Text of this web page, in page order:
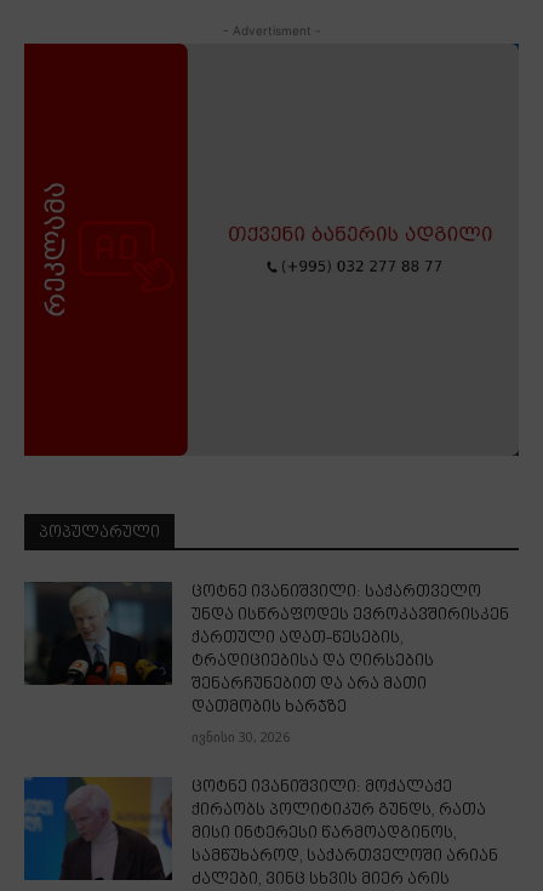
- Advertisment -
ᲞᲝᲞᲣᲚᲐᲠᲣᲚᲘ
ცოტნე ივანიშვილი: საქართველო
უნდა ისწრაფოდეს ევროკავშირისკენ
ქართული ადათ-წესების,
ტრადიციებისა და ღირსების
შენარჩუნებით და არა მათი
დათმობის ხარჯზე
ივნისი 30, 2026
ცოტნე ივანიშვილი: მოქალაქე
ქირაობს პოლიტიკურ გუნდს, რათა
მისი ინტერესი წარმოადგინოს,
სამწუხაროდ, საქართველოში არიან
ძალები, ვინც სხვის მიერ არის